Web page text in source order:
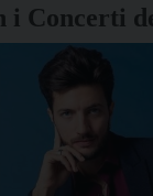
i Concerti
di